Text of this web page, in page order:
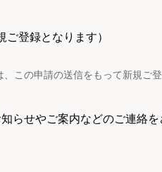
登録となります）
この申請の送信をもって新規ご登
らせやご案内などのご連絡を